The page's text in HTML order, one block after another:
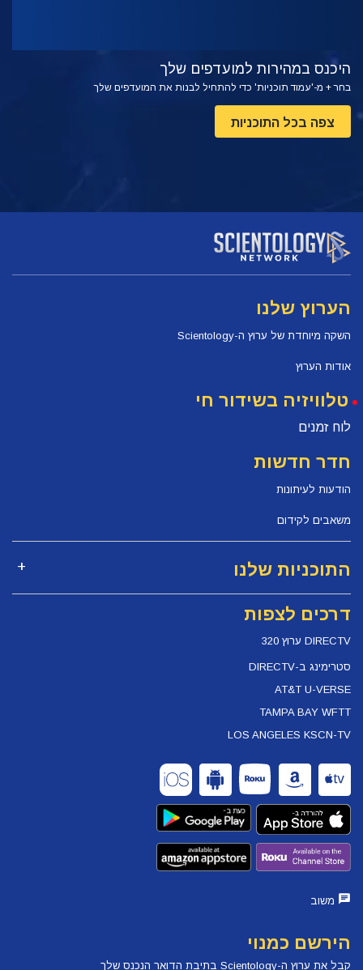
היכנס במהירות למועדפים שלך
בחר + מ-'עמוד תוכניות' כדי להתחיל לבנות את המועדפים שלך
צפה בכל התוכניות
הערוץ שלנו
השקה מיוחדת של ערוץ ה-Scientology
אודות הערוץ
טלוויזיה בשידור חי
לוח זמנים
חדר חדשות
הודעות לעיתונות
משאבים לקידום
התוכניות שלנו
דרכים לצפות
DIRECTV ערוץ 320
סטרימינג ב-DIRECTV
AT&T U-VERSE
TAMPA BAY WFTT
LOS ANGELES KSCN-TV
משוב
הירשם כמנוי
קבל את ערוץ ה-Scientology בתיבת הדואר הנכנס שלך